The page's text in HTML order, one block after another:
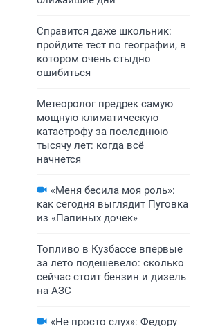
Справится даже школьник:
пройдите тест по географии, в
котором очень стыдно
ошибиться
Метеоролог предрек самую
мощную климатическую
катастрофу за последнюю
тысячу лет: когда всё
начнется
«Меня бесила моя роль»:
как сегодня выглядит Пуговка
из «Папиных дочек»
Топливо в Кузбассе впервые
за лето подешевело: сколько
сейчас стоит бензин и дизель
на АЗС
«Не просто слух»: Федору